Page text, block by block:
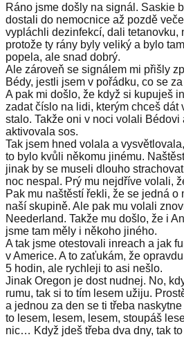
Ráno jsme došly na signál. Saskie
dostali do nemocnice až pozdě
vypláchli dezinfekcí, dali tetanovku,
protože ty rány byly veliký a bylo
popela, ale snad dobrý.
Ale zároveň se signálem mi přišly
Bédy, jestli jsem v pořádku, co se
A pak mi došlo, že když si kupuješ
zadat číslo na lidi, kterým chceš dát
stalo. Takže oni v noci volali Bédovi
aktivovala sos.
Tak jsem hned volala a
to bylo kvůli někomu jinému.
jinak by se museli dlouho
noc nespal. Prý mu nejdříve volali,
Pak mu naštěstí řekli, že se jedná o
naší skupině. Ale pak mu volali
Neederland. Takže mu došlo, že i
jsme tam měly i někoho jiného.
A tak jsme otestovali inreach a jak
v Americe. A to zaťukám, že
5 hodin, ale rychleji to asi nešlo.
Jinak Oregon je dost nudnej. No,
rumu, tak si to tím lesem užiju.
a jednou za den se ti třeba
to lesem, lesem, lesem, stoupáš
nic… Když jdeš třeba dva dny, tak